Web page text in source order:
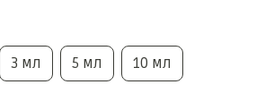
3 мл 5 мл 10 мл